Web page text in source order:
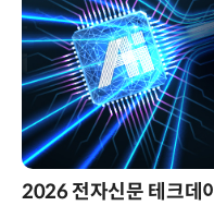
2026 전자신문 테크데이